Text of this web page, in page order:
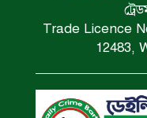
বিশুদ্ধ
Trade Licence
12483,